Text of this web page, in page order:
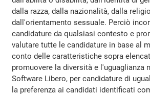
dalla razza, dalla nazionalità, dalla
dall'orientamento sessuale. Perciò
candidature da qualsiasi contesto e
valutare tutte le candidature in base al
conto delle caratteristiche sopra
promuovere la diversità e l'uguaglianza
Software Libero, per candidature di
la preferenza ai candidati identificati